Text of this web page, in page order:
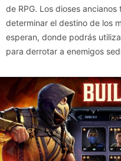
de RPG. Los dioses
determinar el destino de los
esperan, donde podrás
para derrotar a enemigos